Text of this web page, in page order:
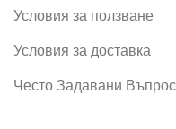
Условия за ползване
Условия за доставка
Често Задавани